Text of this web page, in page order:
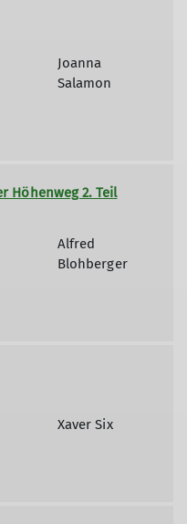
Joanna
Salamon
Höhenweg 2. Teil
Alfred
Blohberger
Xaver Six